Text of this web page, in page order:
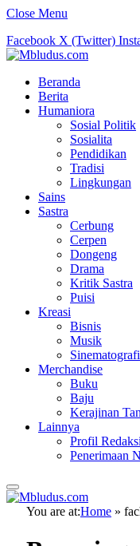
Close Menu
Facebook X (Twitter)
Beranda
Berita
Humaniora
Sosial Politik
Sosialita
Pendidikan
Tradisi
Lingkungan
Sains
Sastra
Cerbung
Cerpen
Dongeng
Drama
Kritik Sastra
Puisi
Kreasi
Bisnis
Musik
Sinematografi
Merchandise
Buku
Baju
Kerajinan
Lainnya
Profil Redaksi
Penerimaan
You are at:Home »